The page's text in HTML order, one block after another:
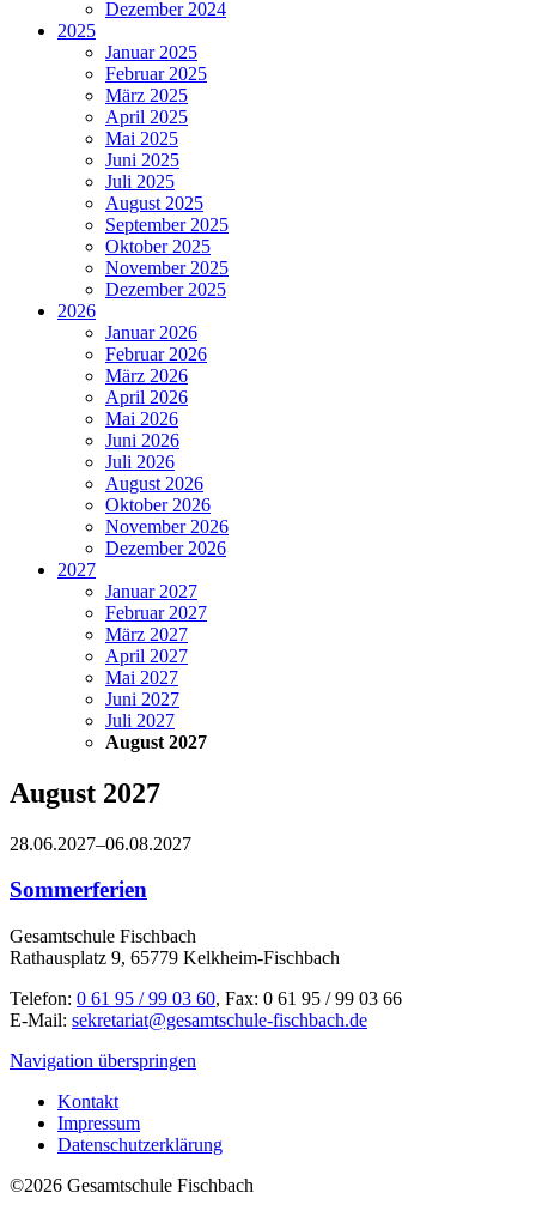
Dezember 2024
2025
Januar 2025
Februar 2025
März 2025
April 2025
Mai 2025
Juni 2025
Juli 2025
August 2025
September 2025
Oktober 2025
November 2025
Dezember 2025
2026
Januar 2026
Februar 2026
März 2026
April 2026
Mai 2026
Juni 2026
Juli 2026
August 2026
Oktober 2026
November 2026
Dezember 2026
2027
Januar 2027
Februar 2027
März 2027
April 2027
Mai 2027
Juni 2027
Juli 2027
August 2027
August 2027
28.06.2027–06.08.2027
Sommerferien
Gesamtschule Fischbach
Rathausplatz 9, 65779 Kelkheim-Fischbach
Telefon: 0 61 95 / 99 03 60, Fax: 0 61 95 / 99 03 66
E-Mail: sekretariat@gesamtschule-fischbach.de
Navigation überspringen
Kontakt
Impressum
Datenschutzerklärung
©2026 Gesamtschule Fischbach